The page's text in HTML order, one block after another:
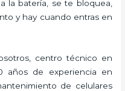
la batería, se te bloquea,
y hay cuando entras en
centro técnico en
años de experiencia en
de celulares